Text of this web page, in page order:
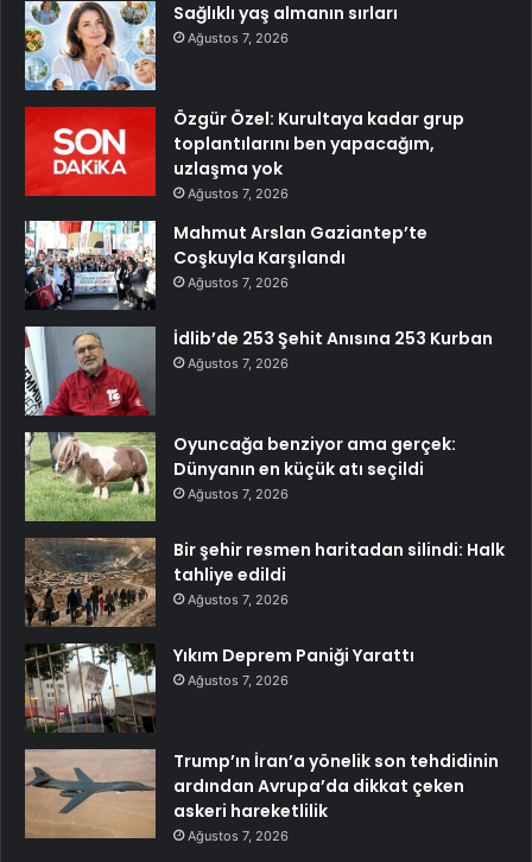
Sağlıklı yaş almanın sırları
Ağustos 7, 2026
Özgür Özel: Kurultaya kadar grup
toplantılarını ben yapacağım,
uzlaşma yok
Ağustos 7, 2026
Mahmut Arslan Gaziantep’te
Coşkuyla Karşılandı
Ağustos 7, 2026
İdlib’de 253 Şehit Anısına 253 Kurban
Ağustos 7, 2026
Oyuncağa benziyor ama gerçek:
Dünyanın en küçük atı seçildi
Ağustos 7, 2026
Bir şehir resmen haritadan silindi: Halk
tahliye edildi
Ağustos 7, 2026
Yıkım Deprem Paniği Yarattı
Ağustos 7, 2026
Trump’ın İran’a yönelik son tehdidinin
ardından Avrupa’da dikkat çeken
askeri hareketlilik
Ağustos 7, 2026